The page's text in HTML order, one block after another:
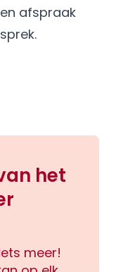
afspraak
het
meer!